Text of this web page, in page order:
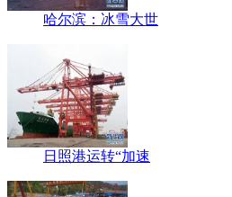
哈尔滨：冰雪大世
日照港运转“加速